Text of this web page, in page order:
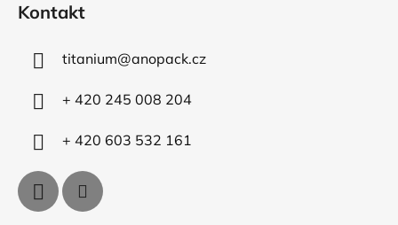
v
Kontakt
titanium@anopack.cz
+ 420 245 008 204
+ 420 603 532 161